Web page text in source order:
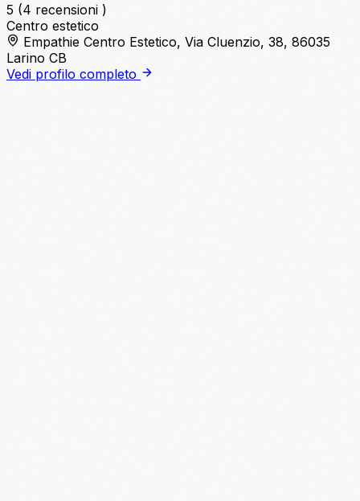
5 (4 recensioni )
Centro estetico
Empathie Centro Estetico, Via Cluenzio, 38, 86035
Larino CB
Vedi profilo completo